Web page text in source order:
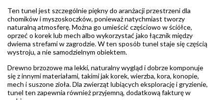
Ten tunel jest szczególnie piękny do aranżacji przestrzeni dla
chomików i myszoskoczków, ponieważ natychmiast tworzy
naturalną atmosferę. Można go umieścić częściowo w ściółce,
oprzeć o korek lub mech albo wykorzystać jako łącznik między
dwiema strefami w zagrodzie. W ten sposób tunel staje się częścią
wystroju, a nie samodzielnym obiektem.
Drewno brzozowe ma lekki, naturalny wygląd i dobrze komponuje
się z innymi materiałami, takimi jak korek, wierzba, kora, konopie,
mech i suszone zioła. Dla zwierząt lubiących eksplorację i gryzienie,
tunel ten zapewnia również przyjemną, dodatkową fakturę w